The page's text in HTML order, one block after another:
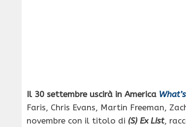
Il 30 settembre uscirà in America
Faris, Chris Evans, Martin Freeman,
novembre con il titolo di (S) Ex List,